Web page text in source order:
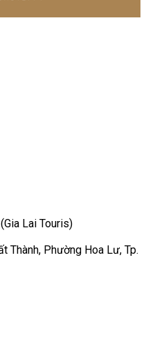
Lai Touris)
Thành, Phường Hoa Lư, Tp.